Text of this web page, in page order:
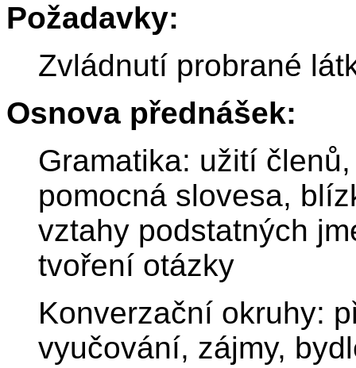
Požadavky:
Zvládnutí probrané
Osnova přednášek:
Gramatika: užití
pomocná slovesa,
vztahy podstatných
tvoření otázky
Konverzační okruhy:
vyučování, zájmy,